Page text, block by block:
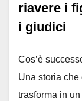
riavere i
i giudici
Cos’è
Una storia
trasforma in